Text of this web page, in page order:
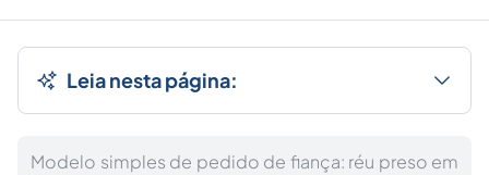
Leia nesta página:
Modelo simples de pedido de fiança: réu preso em